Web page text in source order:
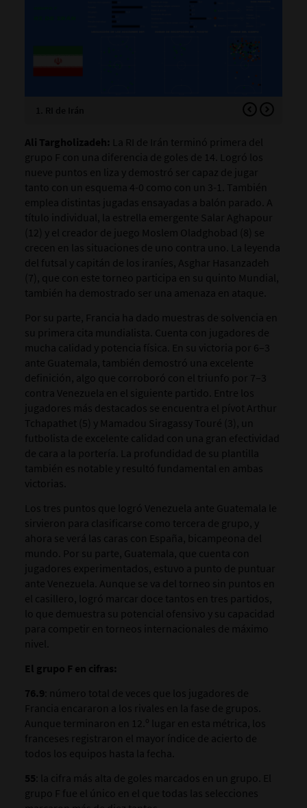
Ali Targholizadeh: La RI de Irán terminó primera del
grupo F con una diferencia de goles de 14. Logró los
nueve puntos en liza y demostró ser capaz de jugar
tanto con un esquema 4-0 como con un 3-1. También
emplea distintas jugadas ensayadas a balón parado. A
título individual, la estrella emergente Salar Aghapour
(12) y el creador de juego Moslem Oladghobad (8) se
crecen en las situaciones de uno contra uno. La leyenda
del futsal y capitán de los iraníes, Asghar Hasanzadeh
(7), que con este torneo participa en su quinto Mundial,
también ha demostrado ser una amenaza en ataque.
Por su parte, Francia ha dado muestras de solvencia en
su primera cita mundialista. Cuenta con jugadores de
mucha calidad y potencia física. En su victoria por 6–3
ante Guatemala, también demostró una excelente
definición, algo que corroboró con el triunfo por 7–3
contra Venezuela en el siguiente partido. Entre los
jugadores más destacados se encuentra el pívot Arthur
Tchapathet (5) y Mamadou Siragassy Touré (3), un
futbolista de excelente calidad con una gran efectividad
de cara a la portería. La profundidad de su plantilla
también es notable y resultó fundamental en ambas
victorias.
Los tres puntos que logró Venezuela ante Guatemala le
sirvieron para clasificarse como tercera de grupo, y
ahora se verá las caras con España, bicampeona del
mundo. Por su parte, Guatemala, que cuenta con
jugadores experimentados, estuvo a punto de puntuar
ante Venezuela. Aunque se va del torneo sin puntos en
el casillero, logró marcar doce tantos en tres partidos,
lo que demuestra su potencial ofensivo y su capacidad
para competir en torneos internacionales de máximo
nivel.
El grupo F en cifras:
76.9 : número total de veces que los jugadores de
Francia encararon a los rivales en la fase de grupos.
Aunque terminaron en 12.º lugar en esta métrica, los
franceses registraron el mayor índice de acierto de
todos los equipos hasta la fecha.
55 : la cifra más alta de goles marcados en un grupo. El
grupo F fue el único en el que todas las selecciones